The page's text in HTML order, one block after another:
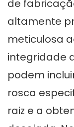
de
altamente
meticulosa
integridade
podem
rosca
raiz e a